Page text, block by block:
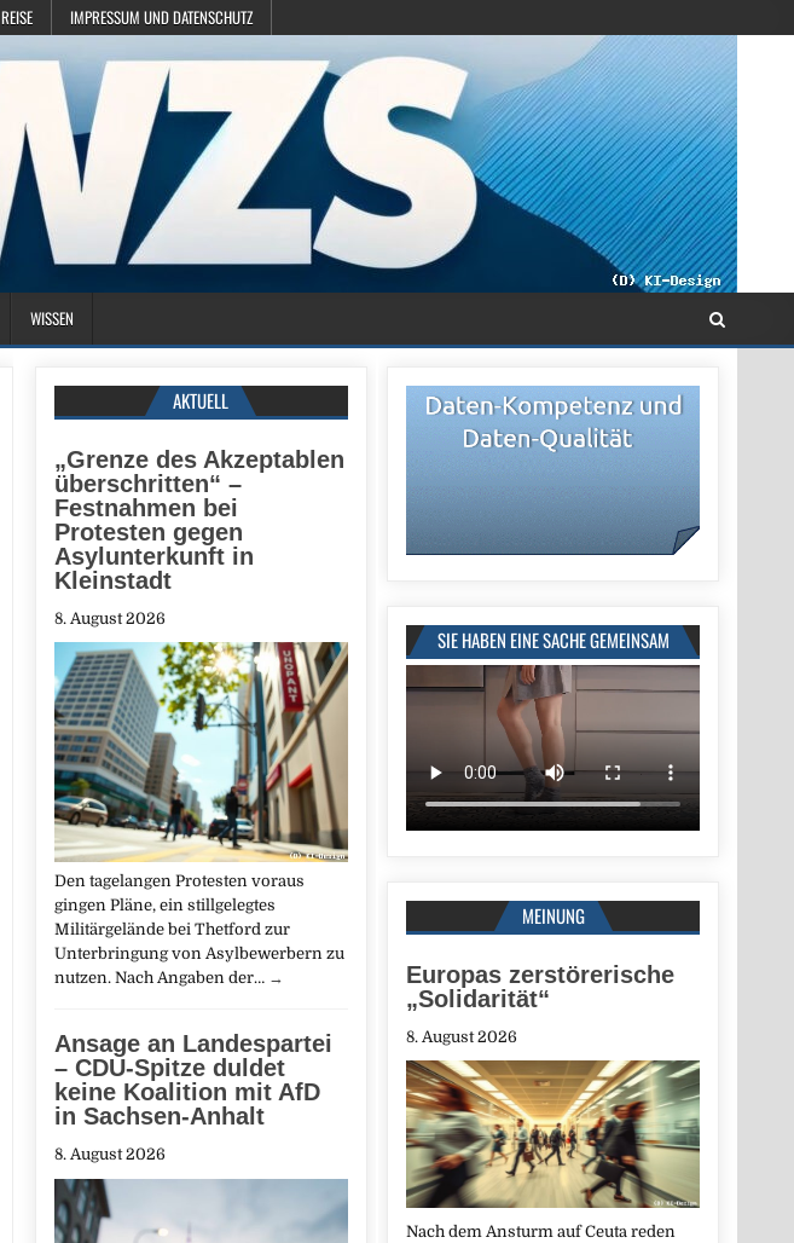
REISE IMPRESSUM UND DATENSCHUTZ
WISSEN
SIE HABEN EINE SACHE GEMEINSAM
MEINUNG
Europas zerstörerische
„Solidarität“
8. August 2026
Nach dem Ansturm auf Ceuta reden
AKTUELL
„Grenze des Akzeptablen
überschritten“ –
Festnahmen bei
Protesten gegen
Asylunterkunft in
Kleinstadt
8. August 2026
Den tagelangen Protesten voraus
gingen Pläne, ein stillgelegtes
Militärgelände bei Thetford zur
Unterbringung von Asylbewerbern zu
nutzen. Nach Angaben der… →
Ansage an Landespartei
– CDU-Spitze duldet
keine Koalition mit AfD
in Sachsen-Anhalt
8. August 2026